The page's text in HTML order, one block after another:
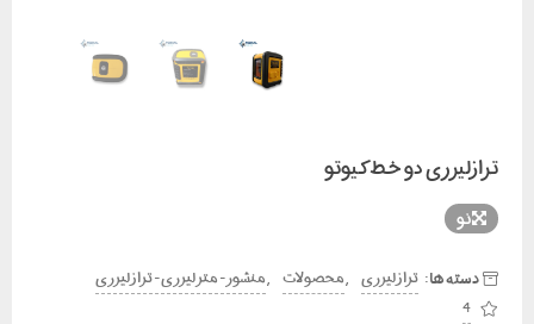
ترازلیزری دو خط کیوتو
نو
دسته ها: تراز لیزری ,محصولات ,منشور - متر لیزری - تراز لیزری
4